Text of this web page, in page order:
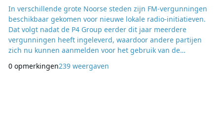
In verschillende grote Noorse steden zijn FM-vergunningen
beschikbaar gekomen voor nieuwe lokale radio-initiatieven.
Dat volgt nadat de P4 Group eerder dit jaar meerdere
vergunningen heeft ingeleverd, waardoor andere partijen
zich nu kunnen aanmelden voor het gebruik van de
mediatoezichthouder Medietilsynet zijn onder meer
0 opmerkingen239 weergaven